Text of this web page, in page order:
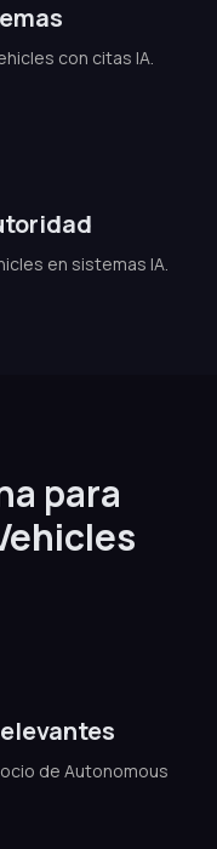
con citas IA.
en sistemas IA.
para
de Autonomous